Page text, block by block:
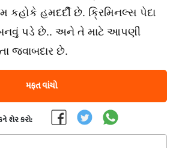
કહોકે હમદર્દી છે. ક્રિમિનલ્સ પેદા
પડે છે.. અને તે માટે આપણી
જવાબદાર છે.
મફત વાંચો
શેર કરો: